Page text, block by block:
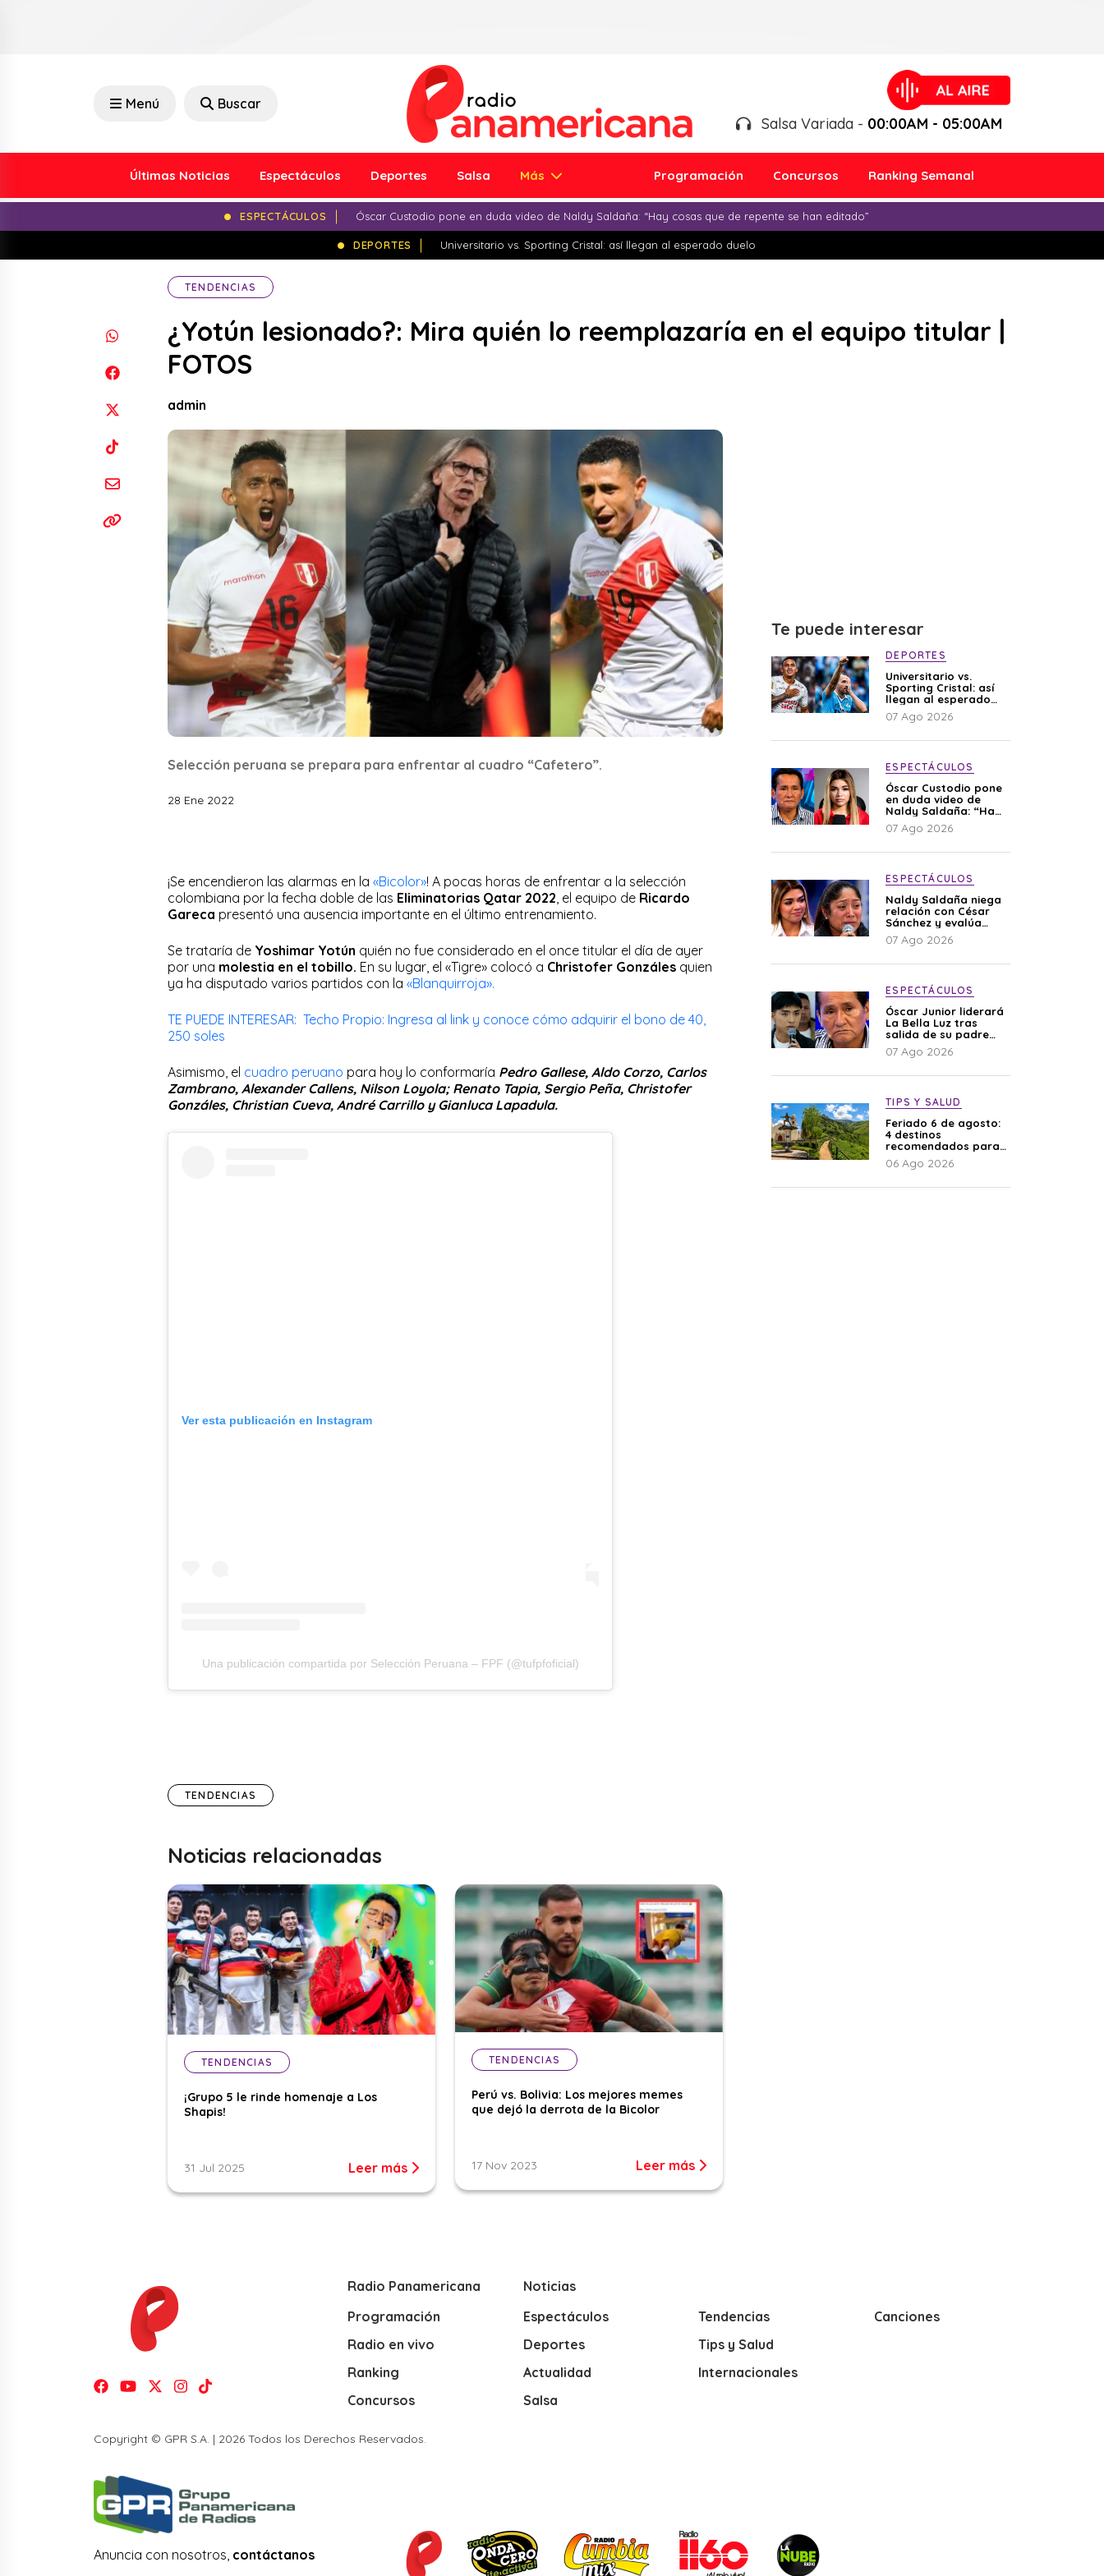
Menú Buscar
Salsa Variada - 00:00AM - 05:00AM
Últimas Noticias Espectáculos Deportes Salsa Más Programación Concursos Ranking Semanal
ESPECTÁCULOS Óscar Custodio pone en duda video de Naldy Saldaña: “Hay cosas que de repente se han editado”
DEPORTES Universitario vs. Sporting Cristal: así llegan al esperado duelo
TENDENCIAS
¿Yotún lesionado?: Mira quién lo reemplazaría en el equipo titular |
FOTOS
admin
Selección peruana se prepara para enfrentar al cuadro “Cafetero”.
28 Ene 2022
¡Se encendieron las alarmas en la «Bicolor»! A pocas horas de enfrentar a la selección
colombiana por la fecha doble de las Eliminatorias Qatar 2022 , el equipo de Ricardo
Gareca presentó una ausencia importante en el último entrenamiento.
Se trataría de Yoshimar Yotún quién no fue considerado en el once titular el día de ayer
por una molestia en el tobillo. En su lugar, el «Tigre» colocó a Christofer Gonzáles quien
ya ha disputado varios partidos con la «Blanquirroja».
TE PUEDE INTERESAR: Techo Propio: Ingresa al link y conoce cómo adquirir el bono de 40,
250 soles
Asimismo, el cuadro peruano para hoy lo conformaría Pedro Gallese, Aldo Corzo, Carlos
Zambrano, Alexander Callens, Nilson Loyola; Renato Tapia, Sergio Peña, Christofer
Gonzáles, Christian Cueva, André Carrillo y Gianluca Lapadula.
Ver esta publicación en Instagram
Una publicación compartida por Selección Peruana – FPF (@tufpfoficial)
TENDENCIAS
Noticias relacionadas
TENDENCIAS
¡Grupo 5 le rinde homenaje a Los
Shapis!
31 Jul 2025 Leer más
TENDENCIAS
Perú vs. Bolivia: Los mejores memes
que dejó la derrota de la Bicolor
17 Nov 2023 Leer más
Te puede interesar
DEPORTES
Universitario vs.
Sporting Cristal: así
llegan al esperado
duelo
07 Ago 2026
ESPECTÁCULOS
Óscar Custodio pone
en duda video de
Naldy Saldaña: “Hay
cosas que de repente
se han editado”
07 Ago 2026
ESPECTÁCULOS
Naldy Saldaña niega
relación con César
Sánchez y evalúa
denunciar a su
esposa: “Es una
07 Ago 2026
ESPECTÁCULOS
Óscar Junior liderará
La Bella Luz tras
salida de su padre
por polémica con
Naldy Saldaña
07 Ago 2026
TIPS Y SALUD
Feriado 6 de agosto:
4 destinos
recomendados para
disfrutar el descanso
06 Ago 2026
Radio Panamericana
Programación
Radio en vivo
Ranking
Concursos
Noticias
Espectáculos
Deportes
Actualidad
Salsa
Tendencias
Tips y Salud
Internacionales
Canciones
Copyright © GPR S.A. | 2026 Todos los Derechos Reservados.
Anuncia con nosotros, contáctanos